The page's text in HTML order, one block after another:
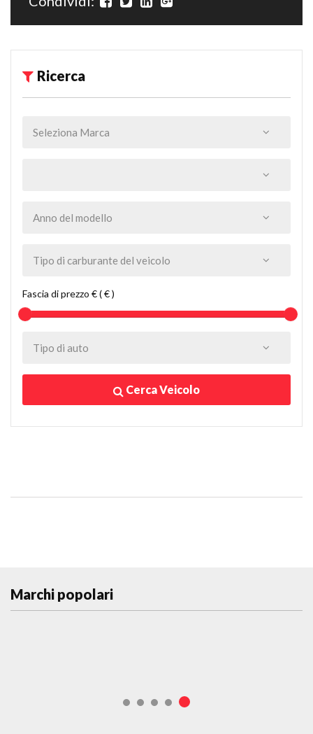
Ricerca
Fascia di prezzo € ( € )
Cerca Veicolo
Marchi popolari